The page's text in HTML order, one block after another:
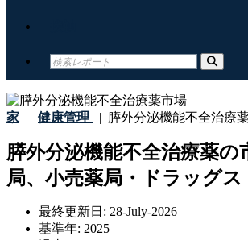
家 | 健康管理 | 膵外分泌機能不全治療
膵外分泌機能不全治療薬
局、小売薬局・ドラッグ
最終更新日: 28-July-2026
基準年: 2025